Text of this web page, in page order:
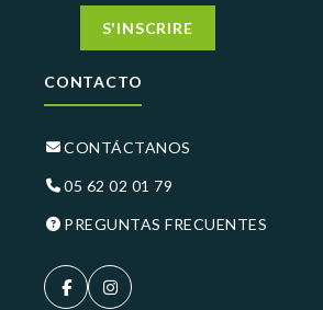
S'INSCRIRE
CONTACTO
CONTÁCTANOS
05 62 02 01 79
PREGUNTAS FRECUENTES